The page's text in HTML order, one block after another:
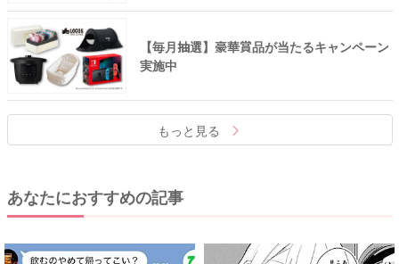
【毎月抽選】豪華賞品が当たるキャンペーン
実施中
もっと見る
あなたにおすすめの記事